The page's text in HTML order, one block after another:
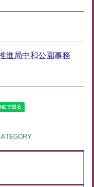
進局中和公園事務